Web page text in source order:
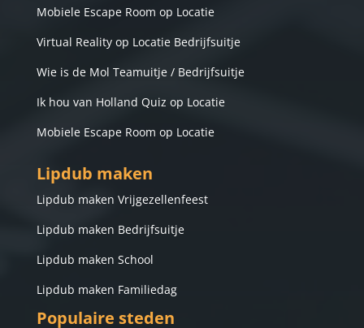
Mobiele Escape Room op Locatie
Virtual Reality op Locatie Bedrijfsuitje
Wie is de Mol Teamuitje / Bedrijfsuitje
Ik hou van Holland Quiz op Locatie
Mobiele Escape Room op Locatie
Lipdub maken
Lipdub maken Vrijgezellenfeest
Lipdub maken Bedrijfsuitje
Lipdub maken School
Lipdub maken Familiedag
Populaire steden